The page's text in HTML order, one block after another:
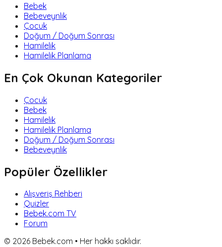
Bebek
Bebeveynlik
Çocuk
Doğum / Doğum Sonrası
Hamilelik
Hamilelik Planlama
En Çok Okunan Kategoriler
Çocuk
Bebek
Hamilelik
Hamilelik Planlama
Doğum / Doğum Sonrası
Bebeveynlik
Popüler Özellikler
Alışveriş Rehberi
Quizler
Bebek.com TV
Forum
© 2026 Bebek.com • Her hakkı saklıdır.